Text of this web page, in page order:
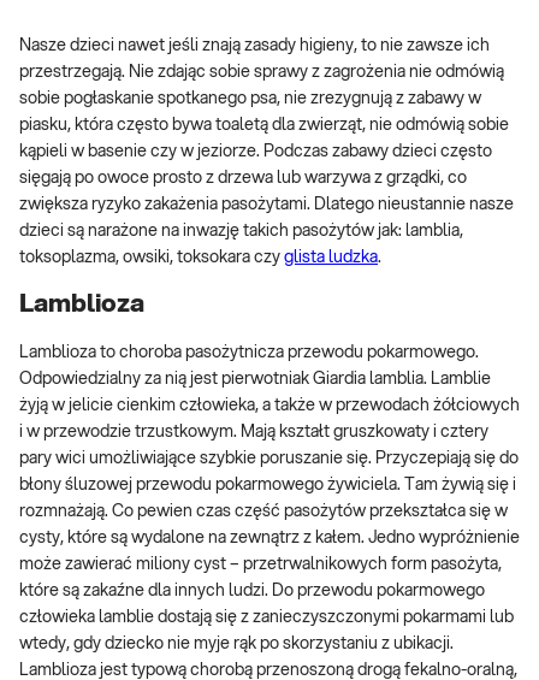
Nasze dzieci nawet jeśli znają zasady higieny, to nie zawsze ich
przestrzegają. Nie zdając sobie sprawy z zagrożenia nie odmówią
sobie pogłaskanie spotkanego psa, nie zrezygnują z zabawy w
piasku, która często bywa toaletą dla zwierząt, nie odmówią sobie
kąpieli w basenie czy w jeziorze. Podczas zabawy dzieci często
sięgają po owoce prosto z drzewa lub warzywa z grządki, co
zwiększa ryzyko zakażenia pasożytami. Dlatego nieustannie nasze
dzieci są narażone na inwazję takich pasożytów jak: lamblia,
toksoplazma, owsiki, toksokara czy glista ludzka.
Lamblioza
Lamblioza to choroba pasożytnicza przewodu pokarmowego.
Odpowiedzialny za nią jest pierwotniak Giardia lamblia. Lamblie
żyją w jelicie cienkim człowieka, a także w przewodach żółciowych
i w przewodzie trzustkowym. Mają kształt gruszkowaty i cztery
pary wici umożliwiające szybkie poruszanie się. Przyczepiają się do
błony śluzowej przewodu pokarmowego żywiciela. Tam żywią się i
rozmnażają. Co pewien czas część pasożytów przekształca się w
cysty, które są wydalone na zewnątrz z kałem. Jedno wypróżnienie
może zawierać miliony cyst – przetrwalnikowych form pasożyta,
które są zakaźne dla innych ludzi. Do przewodu pokarmowego
człowieka lamblie dostają się z zanieczyszczonymi pokarmami lub
wtedy, gdy dziecko nie myje rąk po skorzystaniu z ubikacji.
Lamblioza jest typową chorobą przenoszoną drogą fekalno-oralną,